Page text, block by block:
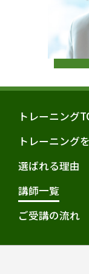
トレーニング
トレーニング
選ばれる理由
講師一覧
ご受講の流れ